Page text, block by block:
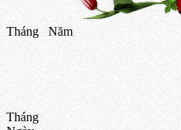
Tháng Năm
Tháng